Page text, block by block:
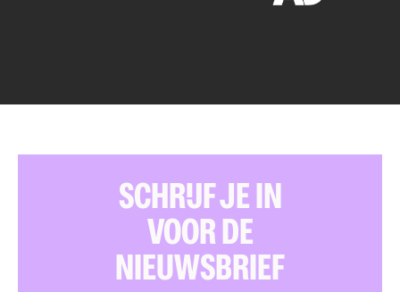
SCHRIJF JE IN
VOOR DE
NIEUWSBRIEF